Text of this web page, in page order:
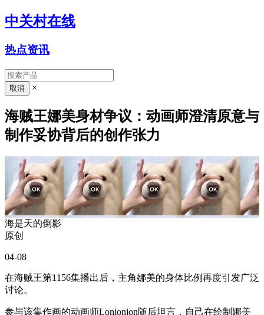
中关村在线
热点资讯
×
海贼王娜美身材争议：动画师澄清原意与
制作妥协背后的创作张力
海是天的倒影
原创
04-08
在海贼王第1156集播出后，主角娜美的身体比例再度引发广泛
讨论。
参与该集作画的动画师Lonionjon随后坦言，自己在绘制娜美